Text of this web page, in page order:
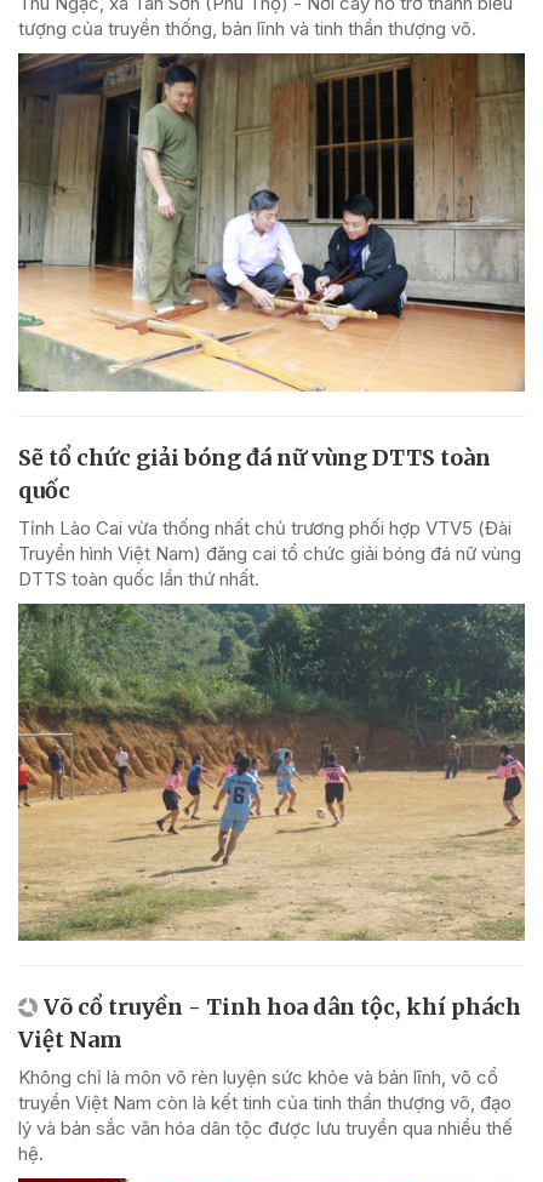
tượng của truyền thống, bản lĩnh và tinh thần thượng võ.
Sẽ tổ chức giải bóng đá nữ vùng DTTS toàn
quốc
Tỉnh Lào Cai vừa thống nhất chủ trương phối hợp VTV5 (Đài
Truyền hình Việt Nam) đăng cai tổ chức giải bóng đá nữ vùng
DTTS toàn quốc lần thứ nhất.
Võ cổ truyền - Tinh hoa dân tộc, khí phách
Việt Nam
Không chỉ là môn võ rèn luyện sức khỏe và bản lĩnh, võ cổ
truyền Việt Nam còn là kết tinh của tinh thần thượng võ, đạo
lý và bản sắc văn hóa dân tộc được lưu truyền qua nhiều thế
hệ.